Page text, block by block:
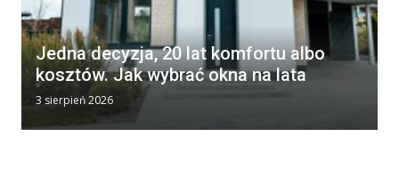
Jedna decyzja, 20 lat komfortu albo
kosztów. Jak wybrać okna na lata
3 sierpień 2026